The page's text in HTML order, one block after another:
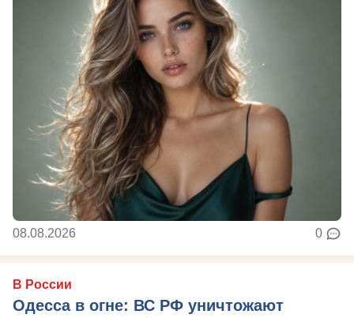
08.08.2026 0
В России
Одесса в огне: ВС РФ уничтожают